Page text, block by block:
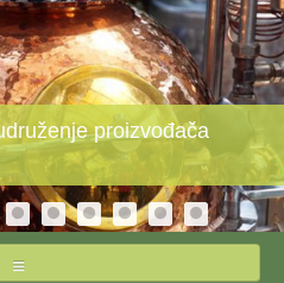
proizvođača